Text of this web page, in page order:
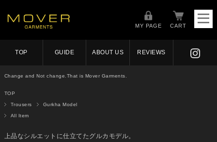
MY PAGE CART
TOP GUIDE ABOUT US REVIEWS
Change and Not change.That is Mover Garments.
TOP
Trousers Gurkha Model
All Item
上品なシルエットに仕立てたグルカモデル。